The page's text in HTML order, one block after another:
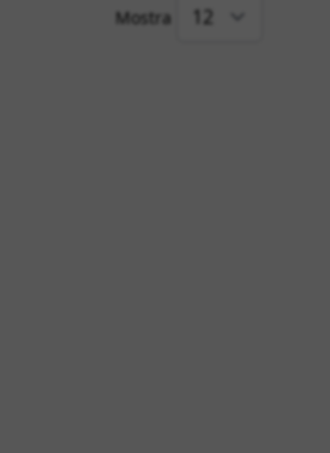
Mostra